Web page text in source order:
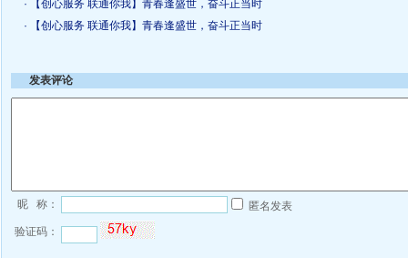
· 【创心服务 联通你我】青春逢盛世，奋斗正当时
· 【创心服务 联通你我】青春逢盛世，奋斗正当时
发表评论
昵 称：
匿名发表
验证码：